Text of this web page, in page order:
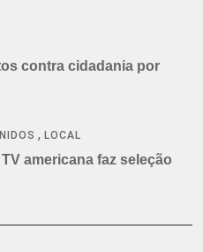
contra cidadania por
,LOCAL
americana faz seleção